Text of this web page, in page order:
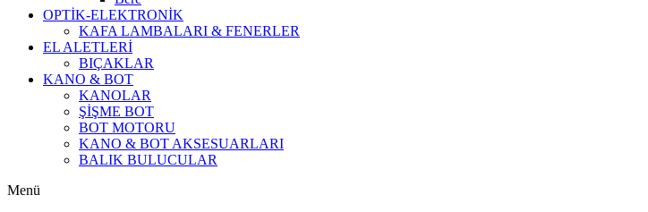
OPTİK-ELEKTRONİK
KAFA LAMBALARI & FENERLER
EL ALETLERİ
BIÇAKLAR
KANO & BOT
KANOLAR
ŞİŞME BOT
BOT MOTORU
KANO & BOT AKSESUARLARI
BALIK BULUCULAR
Menü